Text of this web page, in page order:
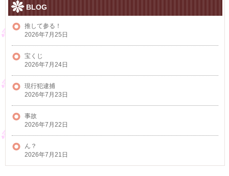
BLOG
推して参る！
2026年7月25日
宝くじ
2026年7月24日
現行犯逮捕
2026年7月23日
事故
2026年7月22日
ん？
2026年7月21日